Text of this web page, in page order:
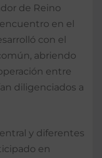
de Reino
en el
con el
abriendo
entre
diligenciados a
y diferentes
en